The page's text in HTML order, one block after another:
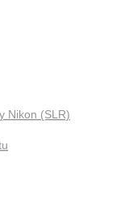
Nikon (SLR)